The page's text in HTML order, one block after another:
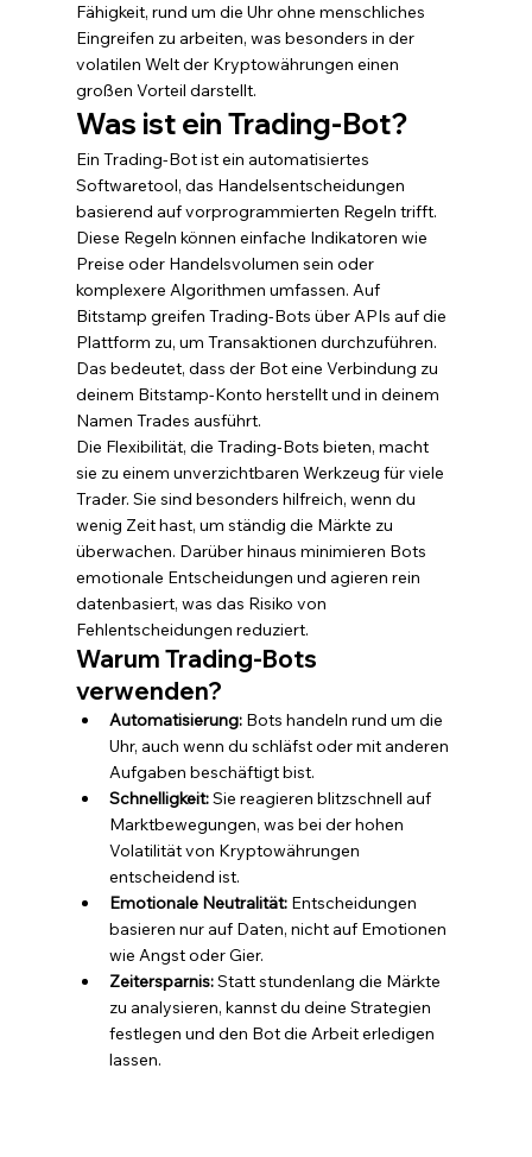
Fähigkeit, rund um die Uhr ohne menschliches
Eingreifen zu arbeiten, was besonders in der
volatilen Welt der Kryptowährungen einen
großen Vorteil darstellt.
Was ist ein Trading-Bot?
Ein Trading-Bot ist ein automatisiertes
Softwaretool, das Handelsentscheidungen
basierend auf vorprogrammierten Regeln trifft.
Diese Regeln können einfache Indikatoren wie
Preise oder Handelsvolumen sein oder
komplexere Algorithmen umfassen. Auf
Bitstamp greifen Trading-Bots über APIs auf die
Plattform zu, um Transaktionen durchzuführen.
Das bedeutet, dass der Bot eine Verbindung zu
deinem Bitstamp-Konto herstellt und in deinem
Namen Trades ausführt.
Die Flexibilität, die Trading-Bots bieten, macht
sie zu einem unverzichtbaren Werkzeug für viele
Trader. Sie sind besonders hilfreich, wenn du
wenig Zeit hast, um ständig die Märkte zu
überwachen. Darüber hinaus minimieren Bots
emotionale Entscheidungen und agieren rein
datenbasiert, was das Risiko von
Fehlentscheidungen reduziert.
Warum Trading-Bots
verwenden?
Automatisierung: Bots handeln rund um die
Uhr, auch wenn du schläfst oder mit anderen
Aufgaben beschäftigt bist.
Schnelligkeit: Sie reagieren blitzschnell auf
Marktbewegungen, was bei der hohen
Volatilität von Kryptowährungen
entscheidend ist.
Emotionale Neutralität: Entscheidungen
basieren nur auf Daten, nicht auf Emotionen
wie Angst oder Gier.
Zeitersparnis: Statt stundenlang die Märkte
zu analysieren, kannst du deine Strategien
festlegen und den Bot die Arbeit erledigen
lassen.